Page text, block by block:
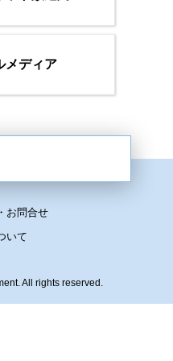
メディア
いて
All rights reserved.